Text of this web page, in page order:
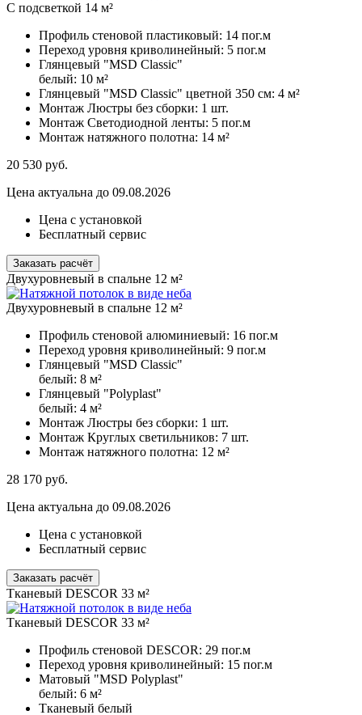
С подсветкой 14 м²
Профиль стеновой пластиковый: 14 пог.м
Переход уровня криволинейный: 5 пог.м
Глянцевый "MSD Classic"
белый: 10 м²
Глянцевый "MSD Classic" цветной 350 см: 4 м²
Монтаж Люстры без сборки: 1 шт.
Монтаж Светодиодной ленты: 5 пог.м
Монтаж натяжного полотна: 14 м²
20 530 руб.
Цена актуальна до 09.08.2026
Цена с установкой
Бесплатный сервис
Заказать расчёт
Двухуровневый в спальне 12 м²
Двухуровневый в спальне 12 м²
Профиль стеновой алюминиевый: 16 пог.м
Переход уровня криволинейный: 9 пог.м
Глянцевый "MSD Classic"
белый: 8 м²
Глянцевый "Polyplast"
белый: 4 м²
Монтаж Люстры без сборки: 1 шт.
Монтаж Круглых светильников: 7 шт.
Монтаж натяжного полотна: 12 м²
28 170 руб.
Цена актуальна до 09.08.2026
Цена с установкой
Бесплатный сервис
Заказать расчёт
Тканевый DESCOR 33 м²
Тканевый DESCOR 33 м²
Профиль стеновой DESCOR: 29 пог.м
Переход уровня криволинейный: 15 пог.м
Матовый "MSD Polyplast"
белый: 6 м²
Тканевый белый